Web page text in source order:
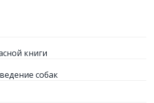
книги
собак